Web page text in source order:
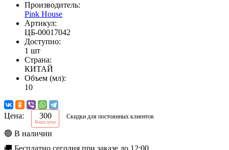
Производитель:
Pink House
Артикул:
ЦБ-00017042
Доступно:
1 шт
Страна:
КИТАЙ
Объем (мл):
10
Цена: 300
Ваша цена
Скидки для постоянных клиентов
🟢 В наличии